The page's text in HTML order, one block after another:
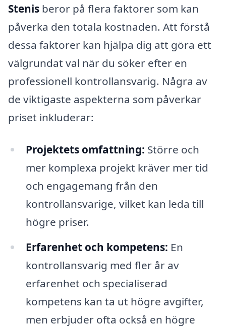
Stenis beror på flera faktorer som kan
påverka den totala kostnaden. Att förstå
dessa faktorer kan hjälpa dig att göra ett
välgrundat val när du söker efter en
professionell kontrollansvarig. Några av
de viktigaste aspekterna som påverkar
priset inkluderar:
Projektets omfattning: Större och
mer komplexa projekt kräver mer tid
och engagemang från den
kontrollansvarige, vilket kan leda till
högre priser.
Erfarenhet och kompetens: En
kontrollansvarig med fler år av
erfarenhet och specialiserad
kompetens kan ta ut högre avgifter,
men erbjuder ofta också en högre